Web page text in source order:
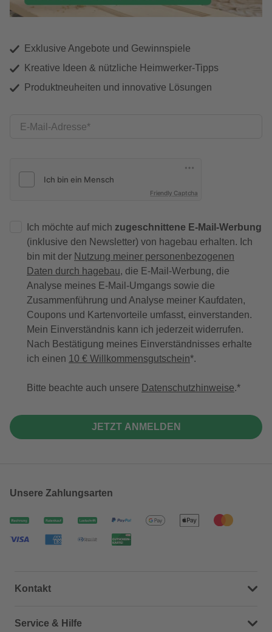
Exklusive Angebote und Gewinnspiele
Kreative Ideen & nützliche Heimwerker-Tipps
Produktneuheiten und innovative Lösungen
E-Mail-Adresse
Friendly Captcha
Ich möchte auf mich zugeschnittene E-Mail-Werbung
(inklusive den Newsletter) von hagebau erhalten. Ich
bin mit der Nutzung meiner personenbezogenen
Daten durch hagebau, die E-Mail-Werbung, die
Analyse meines E-Mail-Umgangs sowie die
Zusammenführung und Analyse meiner Kaufdaten,
Coupons und Kartenvorteile umfasst, einverstanden.
Mein Einverständnis kann ich jederzeit widerrufen.
Nach Bestätigung meines Einverständnisses erhalte
ich einen 10 € Willkommensgutschein*.
Bitte beachte auch unsere Datenschutzhinweise.
JETZT ANMELDEN
Unsere Zahlungsarten
Kontakt
Dein Kontakt zu uns
Service & Hilfe